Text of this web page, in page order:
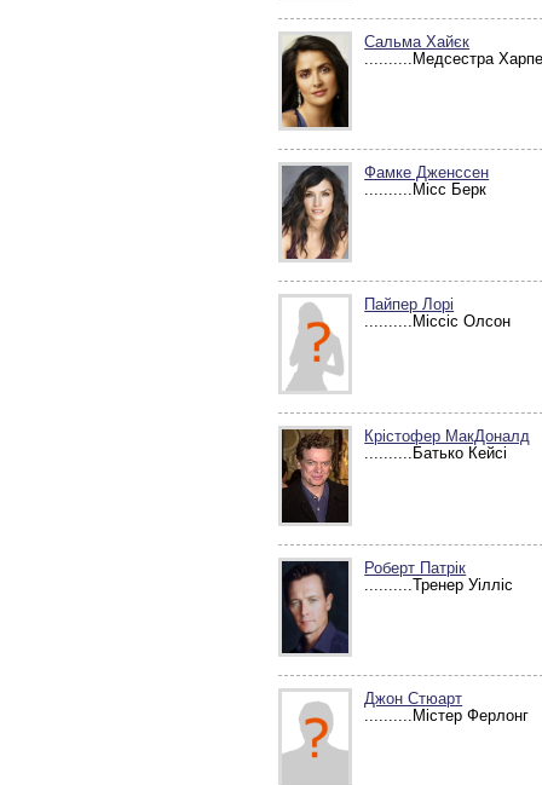
Сальма Хайєк
..........Медсестра
Фамке Дженссен
..........Місс Берк
Пайпер Лорі
..........Міссіс Олсон
Крістофер МакДоналд
..........Батько Кейсі
Роберт Патрік
..........Тренер Уілліс
Джон Стюарт
..........Містер Ферлонг